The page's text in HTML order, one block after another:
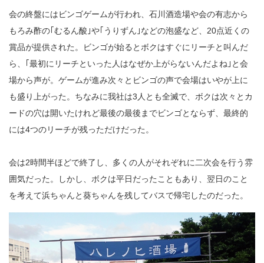
会の終盤にはビンゴゲームが行われ、石川酒造場や会の有志から
もろみ酢の｢むるん酸｣や｢うりずん｣などの泡盛など、20点近くの
賞品が提供された。ビンゴが始るとボクはすぐにリーチと叫んだ
ら、｢最初にリーチといった人はなぜか上がらないんだよね｣と会
場から声が。ゲームが進み次々とビンゴの声で会場はいやが上に
も盛り上がった。ちなみに我社は3人とも全滅で、ボクは次々とカ
ードの穴は開いたけれど最後の最後までビンゴとならず、最終的
には4つのリーチが残っただけだった。
会は2時間半ほどで終了し、多くの人がそれぞれに二次会を行う雰
囲気だった。しかし、ボクは平日だったこともあり、翌日のこと
を考えて浜ちゃんと葵ちゃんを残してバスで帰宅したのだった。